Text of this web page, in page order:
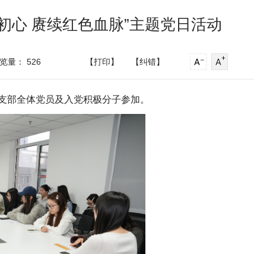
心 赓续红色血脉”主题党日活动
量： 526 【打印】 【纠错】
全体党员及入党积极分子参加。